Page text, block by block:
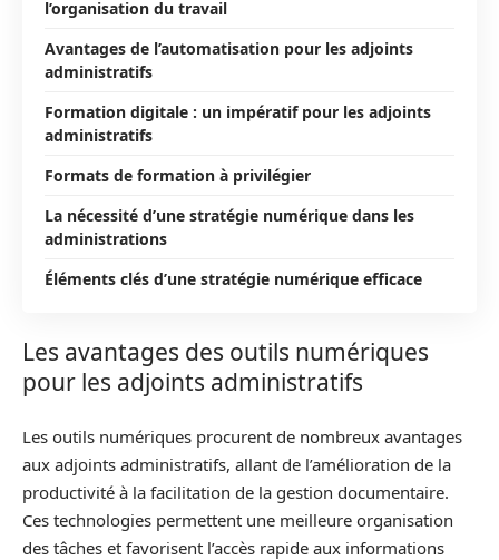
l’organisation du travail
Avantages de l’automatisation pour les adjoints
administratifs
Formation digitale : un impératif pour les adjoints
administratifs
Formats de formation à privilégier
La nécessité d’une stratégie numérique dans les
administrations
Éléments clés d’une stratégie numérique efficace
Les avantages des outils numériques
pour les adjoints administratifs
Les outils numériques procurent de nombreux avantages
aux adjoints administratifs, allant de l’amélioration de la
productivité à la facilitation de la gestion documentaire.
Ces technologies permettent une meilleure organisation
des tâches et favorisent l’accès rapide aux informations